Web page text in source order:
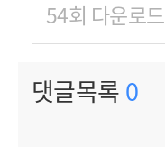
54회 다운로드
댓글목록 0